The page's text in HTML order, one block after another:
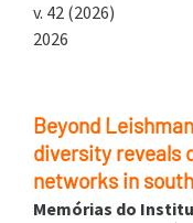
v. 42 (2026)
2026
Beyond
diversity reveals
networks in
Memórias do